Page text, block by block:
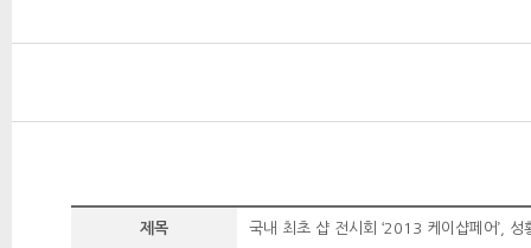
제목 국내 최초 샵 전시회 ‘2013 케이샵페어’, 성